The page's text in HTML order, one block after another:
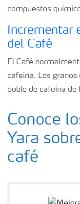
compuestos
Incrementar
del Café
El Café
cafeina. Los
doble de cafeina
Conoce
Yara
café